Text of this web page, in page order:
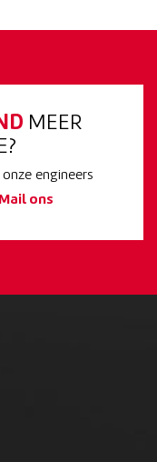
MEER
engineers
ons